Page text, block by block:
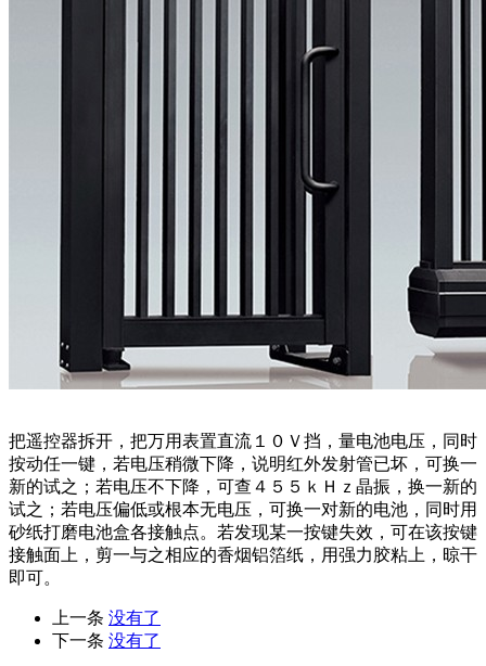
把遥控器拆开，把万用表置直流１０Ｖ挡，量电池电压，同时
按动任一键，若电压稍微下降，说明红外发射管已坏，可换一
新的试之；若电压不下降，可查４５５ｋＨｚ晶振，换一新的
试之；若电压偏低或根本无电压，可换一对新的电池，同时用
砂纸打磨电池盒各接触点。若发现某一按键失效，可在该按键
接触面上，剪一与之相应的香烟铝箔纸，用强力胶粘上，晾干
即可。
上一条 没有了
下一条 没有了